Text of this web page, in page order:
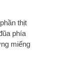
thịt
phía
miếng